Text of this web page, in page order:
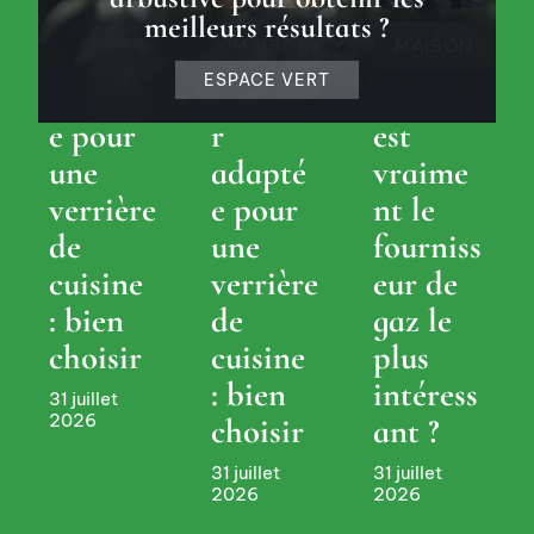
meilleurs résultats ?
ESPACE VERT
Hauteu
e pour
une
verrière
de
cuisine
: bien
choisir
31 juillet
2026
Hauteu
r
adapté
e pour
une
verrière
de
cuisine
: bien
choisir
31 juillet
2026
est
vraime
nt le
fourniss
eur de
gaz le
plus
intéress
ant ?
31 juillet
2026
Cest-
moi-
qui-